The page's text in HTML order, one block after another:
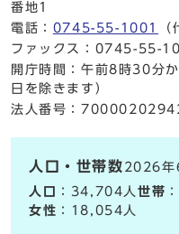
番地1
電話： 0745-55-1001
（
ファックス：0745-55-
開庁時間：午前8時30分
日を除きます）
法人番号：
人口・世帯数 2026年
人口
：34,704人世帯
女性 ：18,054人